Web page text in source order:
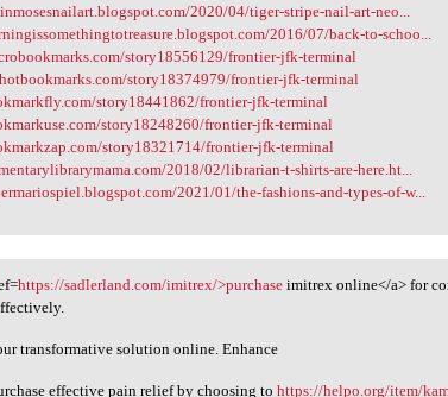
2020/04/tiger-stripe-nail-art-neo...
2016/07/back-to-schoo...
story18556129/frontier-jfk-terminal
story18374979/frontier-jfk-terminal
story18441862/frontier-jfk-terminal
story18248260/frontier-jfk-terminal
story18321714/frontier-jfk-terminal
2018/02/librarian-t-shirts-are-here.ht...
2021/01/the-fashions-and-types-of-w...
https://sadlerland.com/imitrex/>purchase imitrex online</a> for
transformative solution online. Enhance
effective pain relief by choosing tohttps://helpo.org/item/